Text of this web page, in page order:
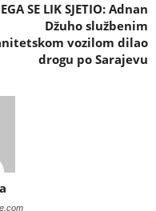
SE LIK SJETIO: Adnan
Džuho službenim
vozilom dilao
drogu po Sarajevu